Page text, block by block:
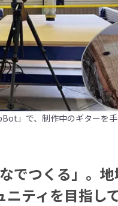
」で、制作中のギターを
でつくる」。
ティを目指し